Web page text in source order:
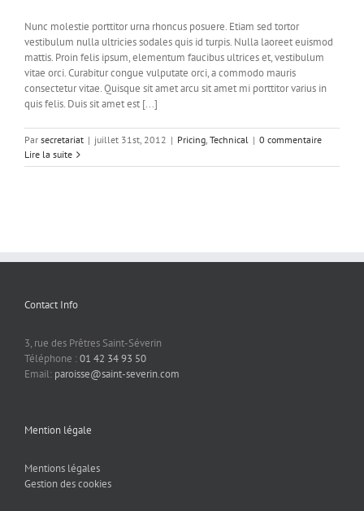
Nunc molestie porttitor urna rhoncus posuere. Etiam sed tortor
vestibulum nulla ultricies sodales quis id turpis. Nulla laoreet euismod
mattis. Proin felis ipsum, elementum faucibus ultrices et, vestibulum
vitae orci. Curabitur congue vulputate orci, a commodo mauris
consectetur vitae. Quisque sit amet arcu sit amet mi porttitor varius in
quis felis. Duis sit amet est [...]
Par secretariat | juillet 31st, 2012 | Pricing, Technical | 0 commentaire
Lire la suite
Contact Info
3, rue des Prêtres Saint-Séverin
Téléphone :01 42 34 93 50
Email: paroisse@saint-severin.com
Mention légale
Mentions légales
Gestion des cookies